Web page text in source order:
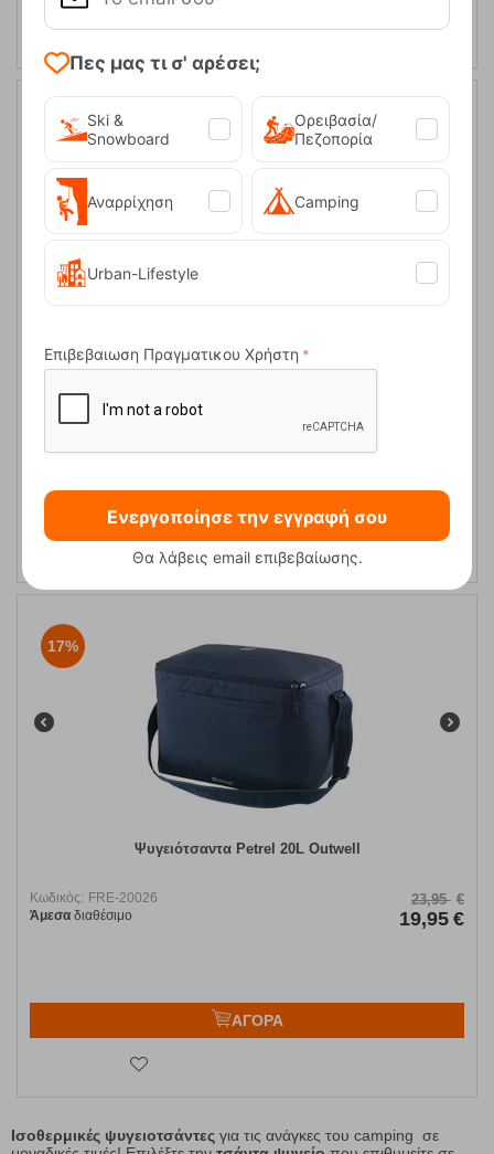
διαθέσιμο
17%
Ψυγειότσαντα Petrel 20L Outwell
Κωδικός: FRE-20026
Άμεσα διαθέσιμο
23,95 €
19,95 €
ΑΓΟΡΑ
Ισοθερμικές ψυγειοτσάντες για τις ανάγκες του camping σε
Πες μας τι σ' αρέσει;
Ski &
Snowboard
Ορειβασία/
Πεζοπορία
Αναρρίχηση Camping
Urban-Lifestyle
Επιβεβαιωση Πραγματικου Χρήστη
Ενεργοποίησε την εγγραφή σου
Θα λάβεις email επιβεβαίωσης.